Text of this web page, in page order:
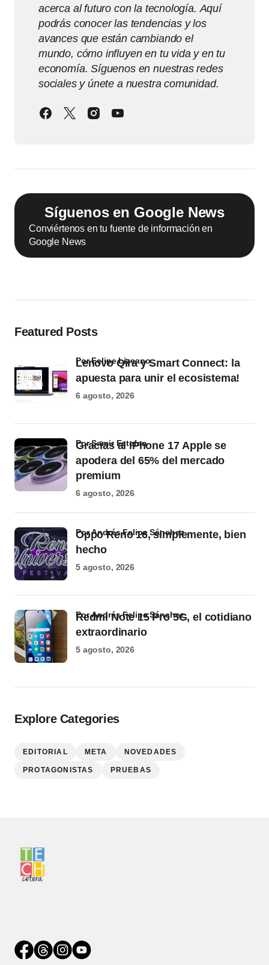
acerca al futuro con la tecnología. Aquí
podrás conocer las tendencias y los
avances que están cambiando el
mundo, cómo influyen en tu vida y en tu
economía. Síguenos en nuestras redes
sociales y únete a nuestra comunidad.
Síguenos en Google News
Conviértenos en tu fuente de información en
Google News
Featured Posts
Lenovo Qira y Smart Connect: la
apuesta para unir el ecosistema!
por Felipe Lizcano
6 agosto, 2026
Gracias al iPhone 17 Apple se
apodera del 65% del mercado
premium
por Samir Estefan
6 agosto, 2026
Oppo Reno 16, simplemente, bien
hecho
por Andrés Felipe Sánchez
5 agosto, 2026
Redmi Note 15 Pro 5G, el cotidiano
extraordinario
por Andrés Felipe Sánchez
5 agosto, 2026
Explore Categories
EDITORIAL META NOVEDADES
PROTAGONISTAS PRUEBAS